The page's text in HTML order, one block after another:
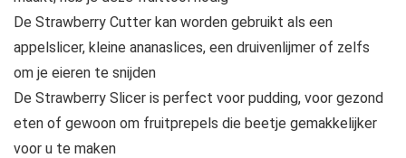
De Strawberry Cutter kan worden gebruikt als een
appelslicer, kleine ananaslices, een druivenlijmer of zelfs
om je eieren te snijden
De Strawberry Slicer is perfect voor pudding, voor gezond
eten of gewoon om fruitprepels die beetje gemakkelijker
voor u te maken